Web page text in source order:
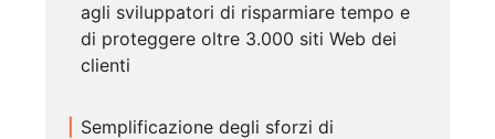
agli sviluppatori di risparmiare tempo e
di proteggere oltre 3.000 siti Web dei
clienti
Semplificazione degli sforzi di